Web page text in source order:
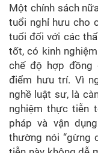
Một chính sách
tuổi nghỉ hưu cho
tuổi đối với các
tốt, có kinh
chế độ hợp đồng
điểm hưu trí. Vì
nghề luật sư, là
nghiệm thực tiễn
pháp và vận
thường nói “gừng